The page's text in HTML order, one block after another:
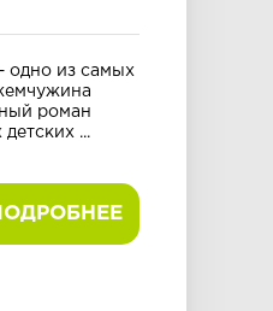
одно из самых
роман
...